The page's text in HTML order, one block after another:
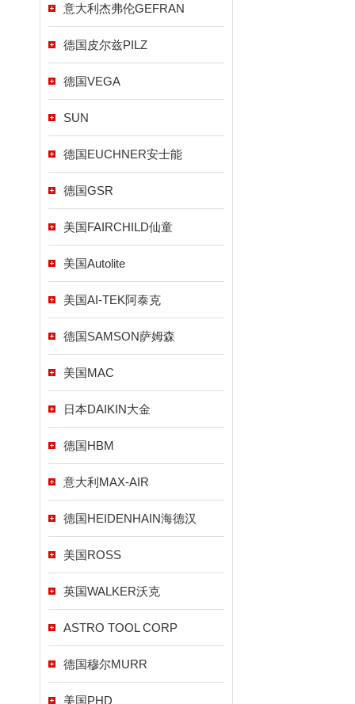
意大利杰弗伦GEFRAN
德国皮尔兹PILZ
德国VEGA
SUN
德国EUCHNER安士能
德国GSR
美国FAIRCHILD仙童
美国Autolite
美国AI-TEK阿泰克
德国SAMSON萨姆森
美国MAC
日本DAIKIN大金
德国HBM
意大利MAX-AIR
德国HEIDENHAIN海德汉
美国ROSS
英国WALKER沃克
ASTRO TOOL CORP
德国穆尔MURR
美国PHD